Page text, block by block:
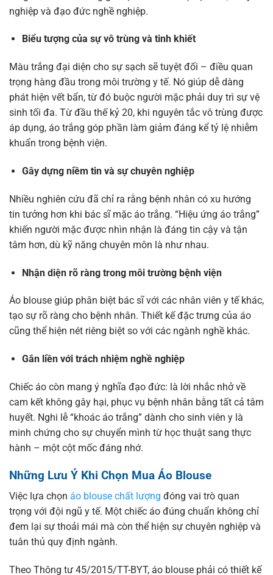
nghiệp và đạo đức nghề nghiệp.
Biểu tượng của sự vô trùng và tinh khiết
Màu trắng đại diện cho sự sạch sẽ tuyệt đối – điều quan
trọng hàng đầu trong môi trường y tế. Nó giúp dễ dàng
phát hiện vết bẩn, từ đó buộc người mặc phải duy trì sự vệ
sinh tối đa. Từ đầu thế kỷ 20, khi nguyên tắc vô trùng được
áp dụng, áo trắng góp phần làm giảm đáng kể tỷ lệ nhiễm
khuẩn trong bệnh viện.
Gây dựng niềm tin và sự chuyên nghiệp
Nhiều nghiên cứu đã chỉ ra rằng bệnh nhân có xu hướng
tin tưởng hơn khi bác sĩ mặc áo trắng. “Hiệu ứng áo trắng”
khiến người mặc được nhìn nhận là đáng tin cậy và tận
tâm hơn, dù kỹ năng chuyên môn là như nhau.
Nhận diện rõ ràng trong môi trường bệnh viện
Áo blouse giúp phân biệt bác sĩ với các nhân viên y tế khác,
tạo sự rõ ràng cho bệnh nhân. Thiết kế đặc trưng của áo
cũng thể hiện nét riêng biệt so với các ngành nghề khác.
Gắn liền với trách nhiệm nghề nghiệp
Chiếc áo còn mang ý nghĩa đạo đức: là lời nhắc nhở về
cam kết không gây hại, phục vụ bệnh nhân bằng tất cả tâm
huyết. Nghi lễ “khoác áo trắng” dành cho sinh viên y là
minh chứng cho sự chuyển mình từ học thuật sang thực
hành – một cột mốc đáng nhớ.
Những Lưu Ý Khi Chọn Mua Áo Blouse
Việc lựa chọn áo blouse chất lượng đóng vai trò quan
trọng với đội ngũ y tế. Một chiếc áo đúng chuẩn không chỉ
đem lại sự thoải mái mà còn thể hiện sự chuyên nghiệp và
tuân thủ quy định ngành.
Theo Thông tư 45/2015/TT-BYT, áo blouse phải có thiết kế